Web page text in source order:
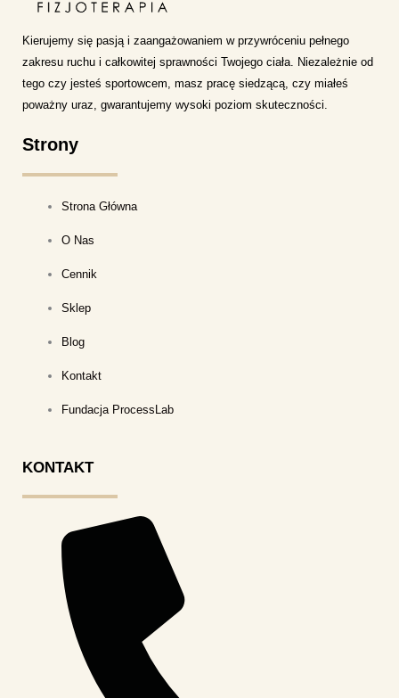
Kierujemy się pasją i zaangażowaniem w przywróceniu pełnego
zakresu ruchu i całkowitej sprawności Twojego ciała. Niezależnie od
tego czy jesteś sportowcem, masz pracę siedzącą, czy miałeś
poważny uraz, gwarantujemy wysoki poziom skuteczności.
Strony
Strona Główna
O Nas
Cennik
Sklep
Blog
Kontakt
Fundacja ProcessLab
KONTAKT